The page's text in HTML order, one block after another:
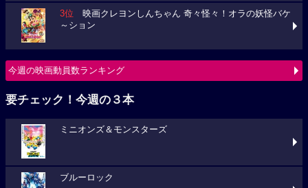
3位 映画クレヨンしんちゃん 奇々怪々！オラの妖怪バケ
～ション
今週の映画動員数ランキング
要チェック！今週の３本
ミニオンズ＆モンスターズ
ブルーロック